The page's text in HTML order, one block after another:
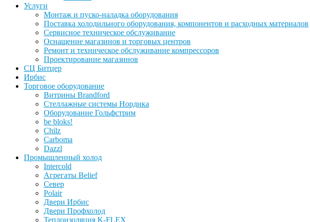
Услуги
Монтаж и пуско-наладка оборудования
Поставка холодильного оборудования, компонентов и расходных материалов
Сервисное техническое обслуживание
Оснащение магазинов и торговых центров
Ремонт и техническое обслуживание компрессоров
Проектирование магазинов
СЦ Битцер
Ирбис
Торговое оборудование
Витрины Brandford
Стеллажные системы Нордика
Оборудование Гольфстрим
be bloks!
Chilz
Carboma
Dazzl
Промышленный холод
Intercold
Агрегаты Belief
Север
Polair
Двери Ирбис
Двери Профхолод
Теплоизоляция K-FLEX